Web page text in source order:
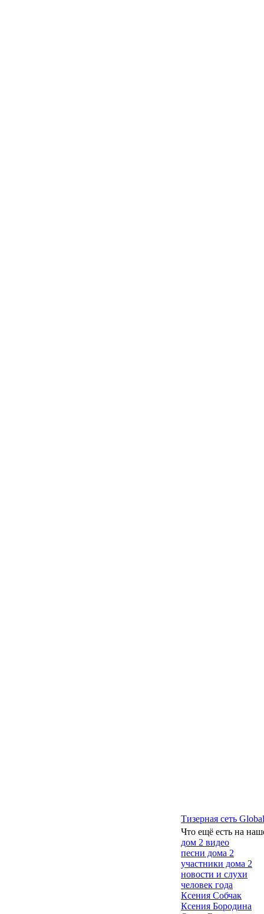
Тизерная сеть
Что ещё есть на
дом 2 видео
песни дома 2
участники дома 2
новости и слухи
человек года
Ксения Собчак
Ксения Бородина